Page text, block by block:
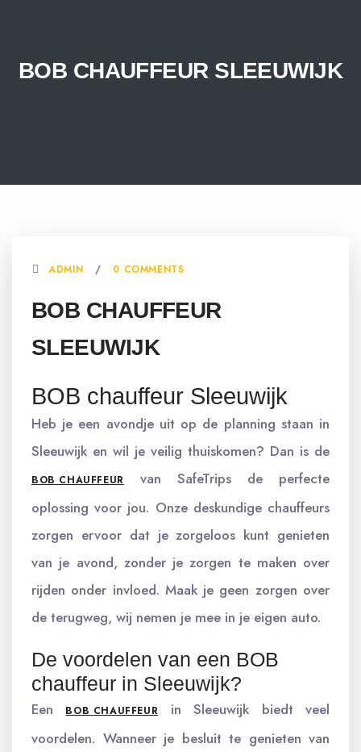
BOB CHAUFFEUR SLEEUWIJK
ADMIN 0 COMMENTS
BOB CHAUFFEUR
SLEEUWIJK
BOB chauffeur Sleeuwijk
Heb je een avondje uit op de planning staan in
Sleeuwijk en wil je veilig thuiskomen? Dan is de
BOB CHAUFFEUR
van SafeTrips de perfecte
oplossing voor jou. Onze deskundige chauffeurs
zorgen ervoor dat je zorgeloos kunt genieten
van je avond, zonder je zorgen te maken over
rijden onder invloed. Maak je geen zorgen over
de terugweg, wij nemen je mee in je eigen auto.
De voordelen van een BOB
chauffeur in Sleeuwijk?
Een BOB CHAUFFEUR
in Sleeuwijk biedt veel
voordelen. Wanneer je besluit te genieten van